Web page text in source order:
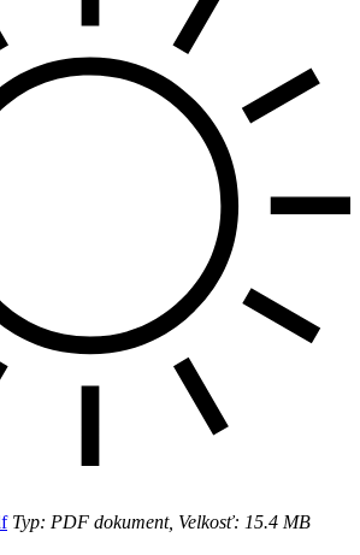
Typ: PDF dokument, Velkosť: 15.4 MB